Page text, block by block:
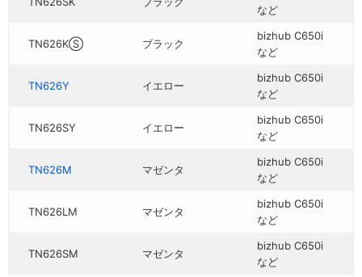
など
TN626KⓈ ブラック
bizhub C650i
など
TN626Y イエロー
bizhub C650i
など
TN626SY イエロー
bizhub C650i
など
TN626M マゼンタ
bizhub C650i
など
TN626LM マゼンタ
bizhub C650i
など
TN626SM マゼンタ
bizhub C650i
など